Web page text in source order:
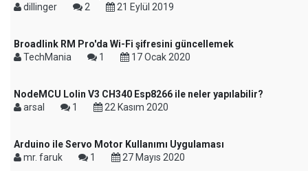
dillinger
2 21 Eylül 2019
Broadlink RM Pro'da Wi-Fi şifresini güncellemek
TechMania
1 17 Ocak 2020
NodeMCU Lolin V3 CH340 Esp8266 ile neler yapılabilir?
arsal
1 22 Kasım 2020
Arduino ile Servo Motor Kullanımı Uygulaması
mr. faruk
1 27 Mayıs 2020